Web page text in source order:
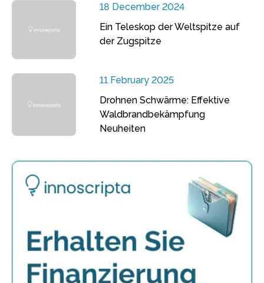
18 December 2024
Ein Teleskop der Weltspitze auf
der Zugspitze
11 February 2025
Drohnen Schwärme: Effektive
Waldbrandbekämpfung
Neuheiten